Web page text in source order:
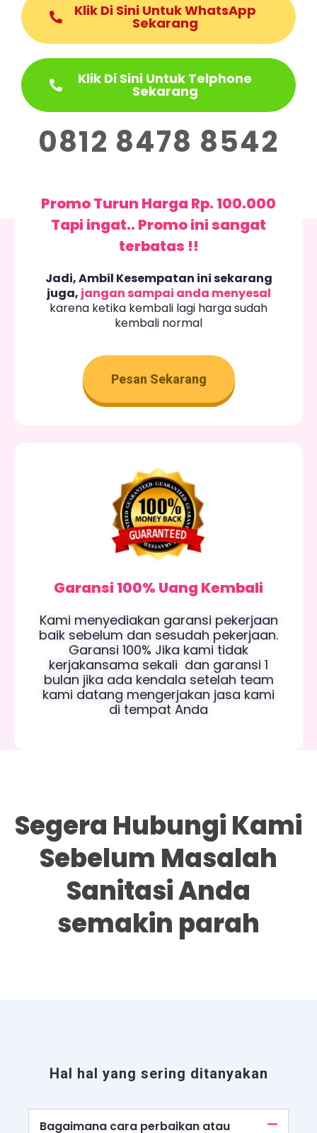
Klik Di Sini Untuk WhatsApp
Sekarang
Klik Di Sini Untuk Telphone
Sekarang
0812 8478 8542
Promo Turun Harga Rp. 100.000
Tapi ingat.. Promo ini sangat
terbatas !!
Jadi, Ambil Kesempatan ini sekarang
juga, jangan sampai anda menyesal
karena ketika kembali lagi harga sudah
kembali normal
Pesan Sekarang
Garansi 100% Uang Kembali
Kami menyediakan garansi pekerjaan
baik sebelum dan sesudah pekerjaan.
Garansi 100% Jika kami tidak
kerjakansama sekali dan garansi 1
bulan jika ada kendala setelah team
kami datang mengerjakan jasa kami
di tempat Anda
Segera Hubungi Kami
Sebelum Masalah
Sanitasi Anda
semakin parah
Hal hal yang sering ditanyakan
Bagaimana cara perbaikan atau